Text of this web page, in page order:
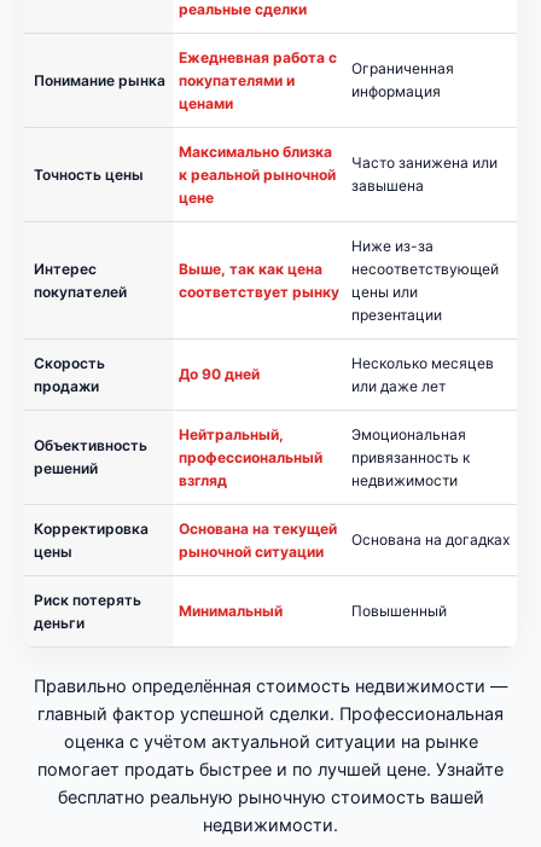
реальные сделки
Понимание рынка
Ежедневная работа с
покупателями и
ценами
Ограниченная
информация
Точность цены
Максимально близка
к реальной рыночной
цене
Часто занижена или
завышена
Интерес
покупателей
Выше, так как цена
соответствует рынку
Ниже из-за
несоответствующей
цены или
презентации
Скорость
продажи
До 90 дней
Несколько месяцев
или даже лет
Объективность
решений
Нейтральный,
профессиональный
взгляд
Эмоциональная
привязанность к
недвижимости
Корректировка
цены
Основана на текущей
рыночной ситуации
Основана на догадках
Риск потерять
деньги
Минимальный Повышенный
Правильно определённая стоимость недвижимости —
главный фактор успешной сделки. Профессиональная
оценка с учётом актуальной ситуации на рынке
помогает продать быстрее и по лучшей цене. Узнайте
бесплатно реальную рыночную стоимость вашей
недвижимости.